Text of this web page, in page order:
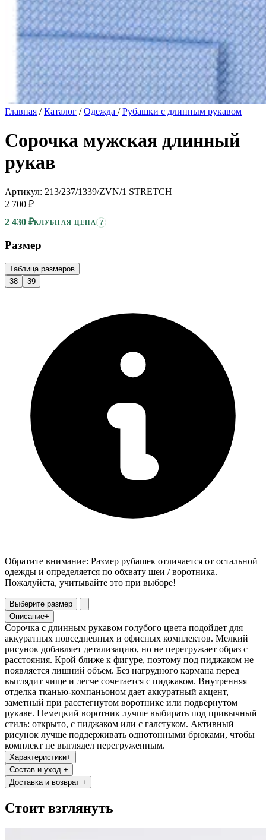
Главная / Каталог / Одежда / Рубашки с длинным рукавом
Сорочка мужская длинный
рукав
Артикул: 213/237/1339/ZVN/1 STRETCH
2 700 ₽
2 430 ₽КЛУБНАЯ ЦЕНА ?
Размер
Таблица размеров
38
39
Обратите внимание: Размер рубашек отличается от остальной
одежды и определяется по обхвату шеи / воротника.
Пожалуйста, учитывайте это при выборе!
Выберите размер
Описание+
Сорочка с длинным рукавом голубого цвета подойдет для
аккуратных повседневных и офисных комплектов. Мелкий
рисунок добавляет детализацию, но не перегружает образ с
расстояния. Крой ближе к фигуре, поэтому под пиджаком не
появляется лишний объем. Без нагрудного кармана перед
выглядит чище и легче сочетается с пиджаком. Внутренняя
отделка тканью-компаньоном дает аккуратный акцент,
заметный при расстегнутом воротнике или подвернутом
рукаве. Немецкий воротник лучше выбирать под привычный
стиль: открыто, с пиджаком или с галстуком. Активный
рисунок лучше поддерживать однотонными брюками, чтобы
комплект не выглядел перегруженным.
Характеристики+
Состав и уход +
Доставка и возврат +
Стоит взглянуть